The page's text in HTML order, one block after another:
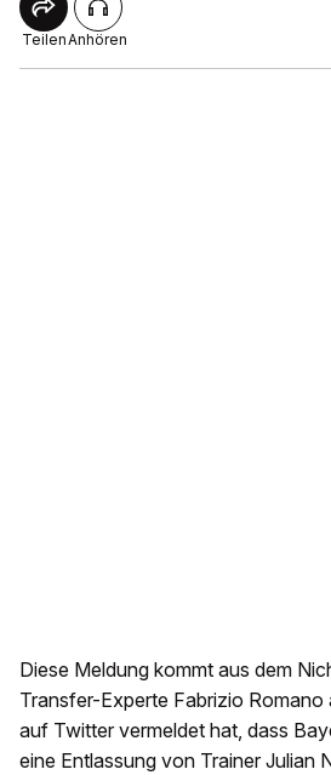
TeilenAnhören
Diese Meldung kommt aus dem
Transfer-Experte Fabrizio
auf Twitter vermeldet hat, dass
eine Entlassung von Trainer Julian